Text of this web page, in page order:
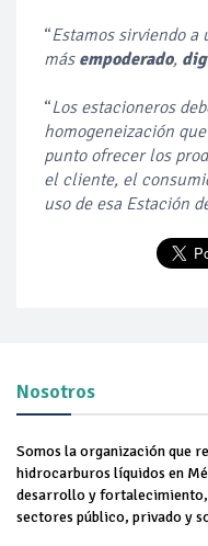
“Estamos sirviendo a
más empoderado,
“Los estacioneros
homogeneización
punto ofrecer los
el cliente, el
uso de esa Estación
Nosotros
Somos la organización que
hidrocarburos líquidos en
desarrollo y fortalecimiento,
sectores público, privado y